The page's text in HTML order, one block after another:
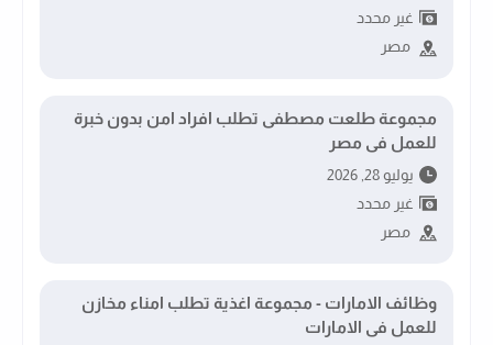
غير محدد
مصر
مجموعة طلعت مصطفى تطلب افراد امن بدون خبرة
للعمل فى مصر
يوليو 28, 2026
غير محدد
مصر
وظائف الامارات - مجموعة اغذية تطلب امناء مخازن
للعمل فى الامارات